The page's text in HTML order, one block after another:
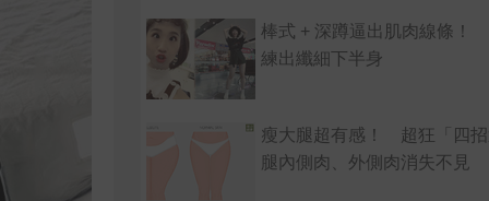
棒式 + 深蹲逼出肌肉線條！
練出纖細下半身
瘦大腿超有感！ 超狂「四
腿內側肉、外側肉消失不見